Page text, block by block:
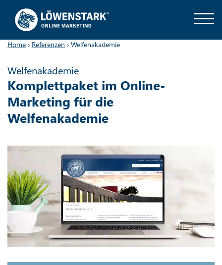
Home › Referenzen › Welfenakademie
Welfenakademie
Komplettpaket im Online-
Marketing für die
Welfenakademie